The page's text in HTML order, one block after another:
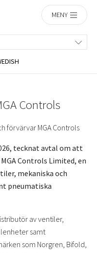
MENY
Controls
förvärvar MGA Controls
tecknat avtal om att
Controls Limited, en
mekaniska och
pneumatiska
av ventiler,
samt
som Norgren, Bifold,